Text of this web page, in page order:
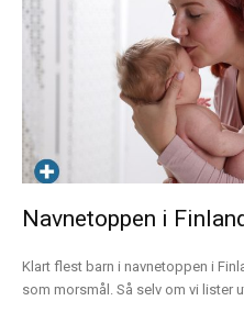
Navnetoppen i
Klart flest barn i navnetoppen i
som morsmål. Så selv om vi lister